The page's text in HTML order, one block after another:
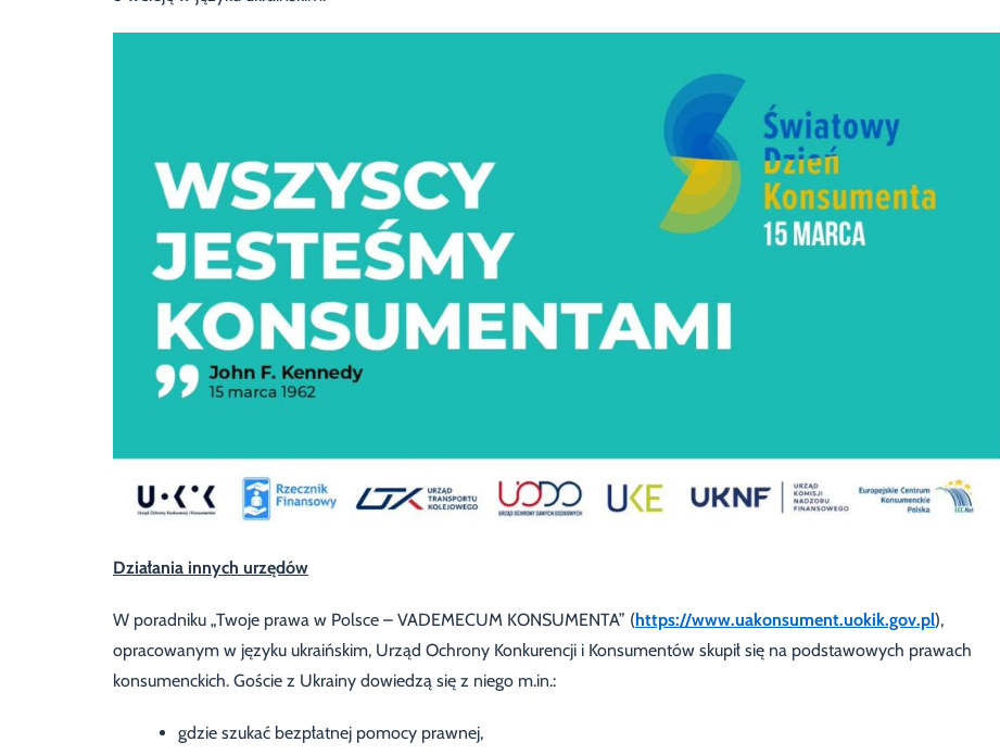
Działania innych urzędów
W poradniku „Twoje prawa w Polsce – VADEMECUM KONSUMENTA” (https://www.uakonsument.uokik.gov.pl),
opracowanym w języku ukraińskim, Urząd Ochrony Konkurencji i Konsumentów skupił się na podstawowych prawach
konsumenckich. Goście z Ukrainy dowiedzą się z niego m.in.:
gdzie szukać bezpłatnej pomocy prawnej,